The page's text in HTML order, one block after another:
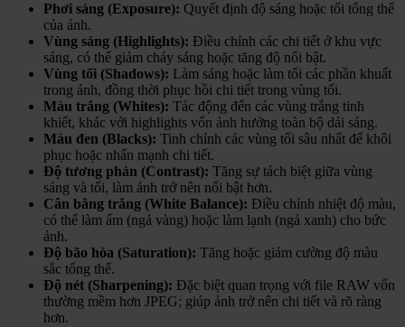
Phơi sáng (Exposure): Quyết định độ sáng hoặc tối tổng thể
của ảnh.
Vùng sáng (Highlights): Điều chỉnh các chi tiết ở khu vực
sáng, có thể giảm cháy sáng hoặc tăng độ nổi bật.
Vùng tối (Shadows): Làm sáng hoặc làm tối các phần khuất
trong ảnh, đồng thời phục hồi chi tiết trong vùng tối.
Màu trắng (Whites): Tác động đến các vùng trắng tinh
khiết, khác với highlights vốn ảnh hưởng toàn bộ dải sáng.
Màu đen (Blacks): Tinh chỉnh các vùng tối sâu nhất để khôi
phục hoặc nhấn mạnh chi tiết.
Độ tương phản (Contrast): Tăng sự tách biệt giữa vùng
sáng và tối, làm ảnh trở nên nổi bật hơn.
Cân bằng trắng (White Balance): Điều chỉnh nhiệt độ màu,
có thể làm ấm (ngả vàng) hoặc làm lạnh (ngả xanh) cho bức
ảnh.
Độ bão hòa (Saturation): Tăng hoặc giảm cường độ màu
sắc tổng thể.
Độ nét (Sharpening): Đặc biệt quan trọng với file RAW vốn
thường mềm hơn JPEG; giúp ảnh trở nên chi tiết và rõ ràng
hơn.